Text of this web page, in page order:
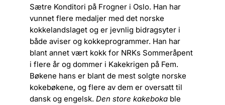
Sætre Konditori på Frogner i Oslo. Han har
vunnet flere medaljer med det norske
kokkelandslaget og er jevnlig bidragsyter i
både aviser og kokkeprogrammer. Han har
blant annet vært kokk for NRKs Sommeråpent
i flere år og dommer i Kakekrigen på Fem.
Bøkene hans er blant de mest solgte norske
kokebøkene, og flere av dem er oversatt til
dansk og engelsk. Den store kakeboka ble